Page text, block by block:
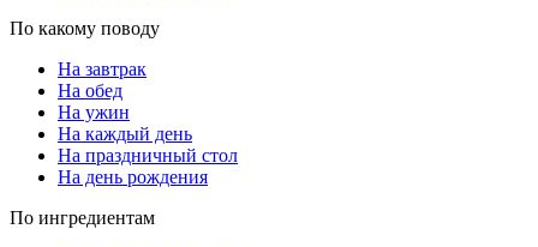
По какому поводу
На завтрак
На обед
На ужин
На каждый день
На праздничный стол
На день рождения
По ингредиентам